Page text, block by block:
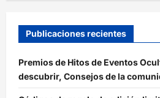
Publicaciones recientes
Premios de Hitos de Eventos
descubrir, Consejos de la